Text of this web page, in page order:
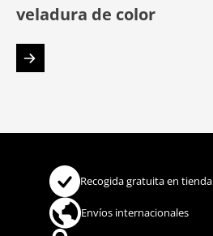
veladura de color
Recogida gratuita en tienda
Envíos internacionales